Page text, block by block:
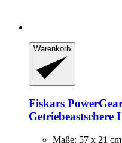
Warenkorb
Fiskars
Getriebeastschere
Maße: 57 x 21 cm